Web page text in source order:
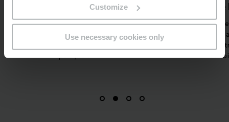
Customize
Use necessary cookies only
Tehnologie pentru viitor
Tehnologie specială de senzori pe
stivuitor pentru controlul înălțimii
paleților.
vehiculelor prin
automată